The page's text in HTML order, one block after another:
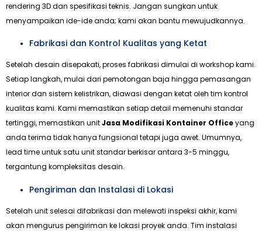
rendering 3D dan spesifikasi teknis. Jangan sungkan untuk
menyampaikan ide-ide anda; kami akan bantu mewujudkannya.
Fabrikasi dan Kontrol Kualitas yang Ketat
Setelah desain disepakati, proses fabrikasi dimulai di workshop kami.
Setiap langkah, mulai dari pemotongan baja hingga pemasangan
interior dan sistem kelistrikan, diawasi dengan ketat oleh tim kontrol
kualitas kami. Kami memastikan setiap detail memenuhi standar
tertinggi, memastikan unitJasa Modifikasi Kontainer Officeyang
anda terima tidak hanya fungsional tetapi juga awet. Umumnya,
lead time untuk satu unit standar berkisar antara 3-5 minggu,
tergantung kompleksitas desain.
Pengiriman dan Instalasi di Lokasi
Setelah unit selesai difabrikasi dan melewati inspeksi akhir, kami
akan mengurus pengiriman ke lokasi proyek anda. Tim instalasi